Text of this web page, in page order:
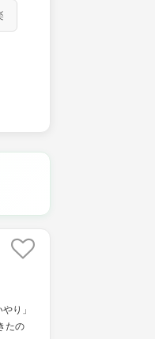
り」
たの